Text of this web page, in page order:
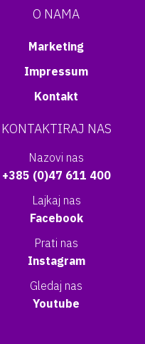
O NAMA
Marketing
Impressum
Kontakt
KONTAKTIRAJ NAS
Nazovi nas
+385 (0)47 611 400
Lajkaj nas
Facebook
Prati nas
Instagram
Gledaj nas
Youtube